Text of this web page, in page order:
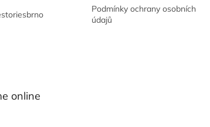
Podmínky ochrany osobních
údajů
online